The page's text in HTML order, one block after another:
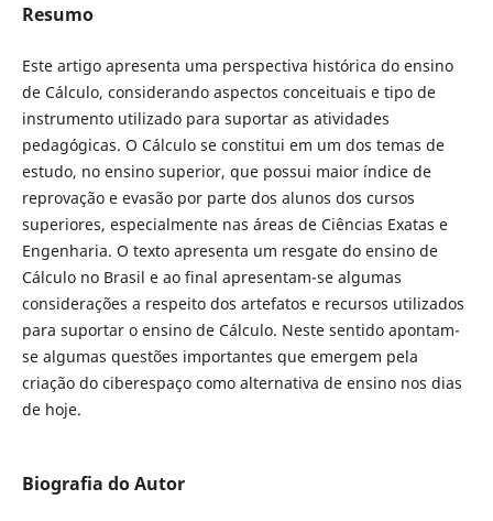
Resumo
Este artigo apresenta uma perspectiva histórica do ensino
de Cálculo, considerando aspectos conceituais e tipo de
instrumento utilizado para suportar as atividades
pedagógicas. O Cálculo se constitui em um dos temas de
estudo, no ensino superior, que possui maior índice de
reprovação e evasão por parte dos alunos dos cursos
superiores, especialmente nas áreas de Ciências Exatas e
Engenharia. O texto apresenta um resgate do ensino de
Cálculo no Brasil e ao final apresentam-se algumas
considerações a respeito dos artefatos e recursos utilizados
para suportar o ensino de Cálculo. Neste sentido apontam-
se algumas questões importantes que emergem pela
criação do ciberespaço como alternativa de ensino nos dias
de hoje.
Biografia do Autor